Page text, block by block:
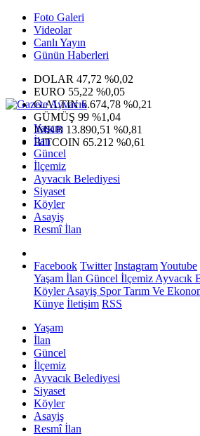
Foto Galeri
Videolar
Canlı Yayın
Günün Haberleri
DOLAR 47,72 %0,02
EURO 55,22 %0,05
G.ALTIN6.674,78 %0,21
GÜMÜŞ 99 %1,04
IMKB 13.890,51 %0,81
BITCOIN 65.212 %0,61
Yaşam
İlan
Güncel
İlçemiz
Ayvacık Belediyesi
Siyaset
Köyler
Asayiş
Resmî İlan
Facebook Twitter InstagramYoutube
Yaşam İlan Güncel İlçemiz Ayvacık
KöylerAsayiş SporTarım Ve
Künye İletişim RSS
Yaşam
İlan
Güncel
İlçemiz
Ayvacık Belediyesi
Siyaset
Köyler
Asayiş
Resmî İlan